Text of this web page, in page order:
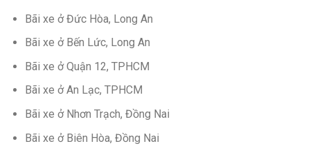
Bãi xe ở Đức Hòa, Long An
Bãi xe ở Bến Lức, Long An
Bãi xe ở Quận 12, TPHCM
Bãi xe ở An Lạc, TPHCM
Bãi xe ở Nhơn Trạch, Đồng Nai
Bãi xe ở Biên Hòa, Đồng Nai